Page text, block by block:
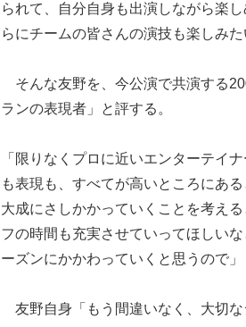
られて、自分自身も出演しながら楽
らにチームの皆さんの演技も楽しみた
そんな友野を、今公演で共演する
ランの表現者」と評する。
「限りなくプロに近いエンターテイ
も表現も、すべてが高いところにあ
大成にさしかかっていくことを考え
フの時間も充実させていってほしい
ーズンにかかわっていくと思うので」
友野自身「もう間違いなく、大切な